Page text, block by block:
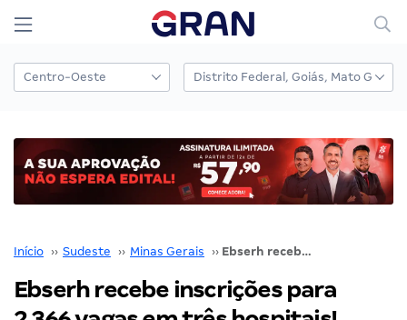
Início ›› Sudeste ›› Minas Gerais ›› Ebserh recebe inscrições para 2.366 vagas em três hospitais! Iniciais de até R$ 8 mil!
Ebserh recebe inscrições para